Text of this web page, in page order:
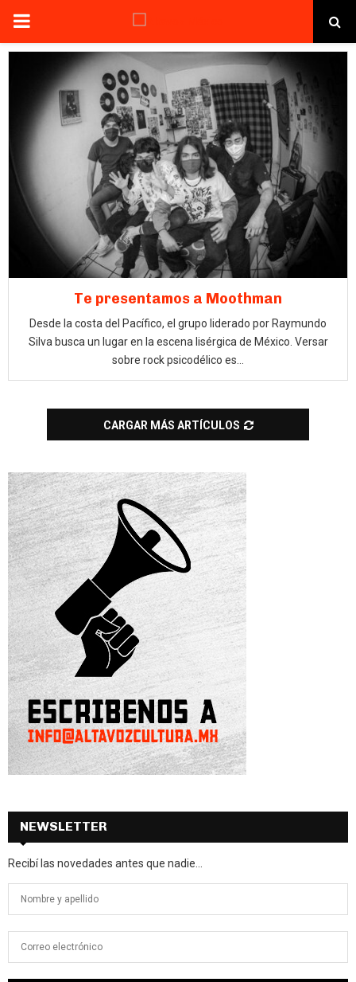
PRIMARY
MENU
Te presentamos a Moothman
Desde la costa del Pacífico, el grupo liderado por Raymundo
Silva busca un lugar en la escena lisérgica de México. Versar
sobre rock psicodélico es...
CARGAR MÁS ARTÍCULOS
NEWSLETTER
Recibí las novedades antes que nadie...